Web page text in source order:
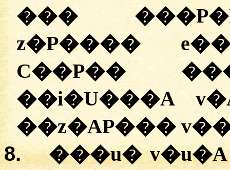
���
z�P����
C��P��
��i�U���A
��z�AP���
8.
���u�